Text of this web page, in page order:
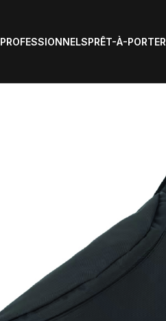
PROFESSIONNELSPRÊT-À-PORTER